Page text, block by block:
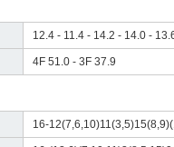
12.4 - 11.4 - 14.2 - 14.0 -
4F 51.0 - 3F 37.9
16-